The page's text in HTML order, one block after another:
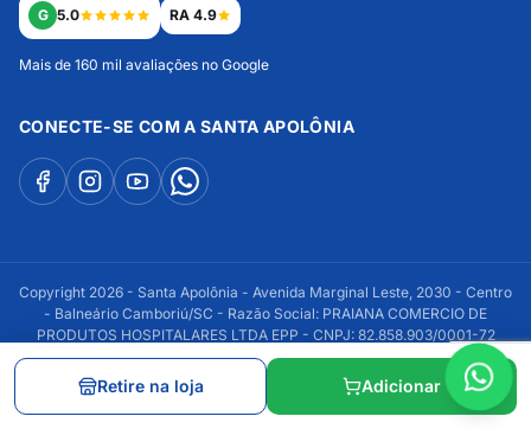
G 5.0 RA 4.9
Mais de 160 mil avaliações no Google
CONECTE-SE COM A SANTA APOLÔNIA
Copyright 2026 - Santa Apolônia - Avenida Marginal Leste, 2030 - Centro
- Balneário Camboriú/SC - Razão Social: PRAIANA COMERCIO DE
PRODUTOS HOSPITALARES LTDA EPP - CNPJ: 82.858.903/0001-72
Retire na loja Adicionar